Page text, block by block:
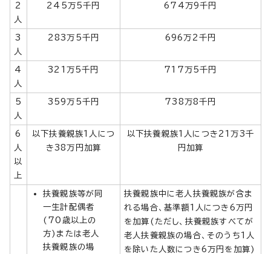
2
人
245万5千円 674万9千円
3
人
283万5千円 696万2千円
4
人
321万5千円 717万5千円
5
人
359万5千円 738万8千円
6
人
以
上
以下扶養親族1人につ
き38万円加算
以下扶養親族1人につき21万3千
円加算
扶養親族等が同
一生計配偶者
(70歳以上の
方)または老人
扶養親族の場
扶養親族中に老人扶養親族が含ま
れる場合、基準額1人につき6万円
を加算(ただし、扶養親族すべてが
老人扶養親族の場合、そのうち1人
を除いた人数につき6万円を加算)